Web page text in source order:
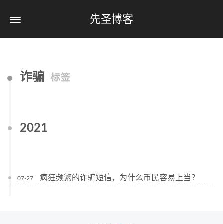
先圣博客
诈骗 标签
2021
07-27 疯狂频繁的诈骗短信，为什么币民容易上当？